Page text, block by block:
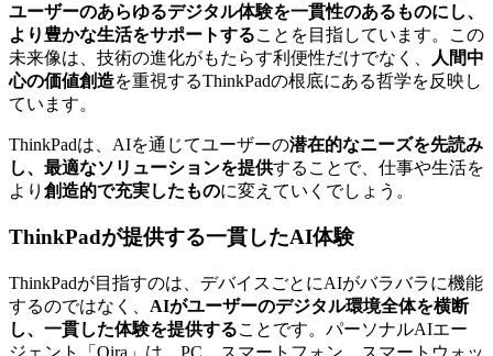
ユーザーのあらゆるデジタル体験を一貫性のあるものにし、
より豊かな生活をサポートすることを目指しています。この
未来像は、技術の進化がもたらす利便性だけでなく、
人間中
心の価値創造を重視するThinkPadの根底にある哲学を反映し
ています。
ThinkPadは、AIを通じてユーザーの潜在的なニーズを先読み
し、最適なソリューションを提供することで、仕事や生活を
より 創造的で充実したものに変えていくでしょう。
ThinkPadが提供する一貫したAI体験
ThinkPadが目指すのは、デバイスごとにAIがバラバラに機能
するのではなく、 AIがユーザーのデジタル環境全体を横断
し、一貫した体験を提供することです。パーソナルAIエー